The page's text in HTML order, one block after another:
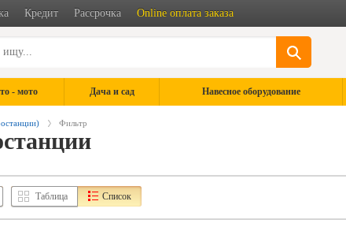
Кредит Рассрочка Online оплата заказа
- мото Дача и сад Навесное оборудование
Фильтр
Таблица Список